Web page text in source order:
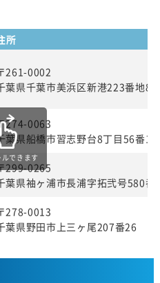
所
261-0002
葉県千葉市美浜区新港223番地8
274-0063
葉県船橋市習志野台8丁目56番1
299-0265
葉県袖ヶ浦市長浦字拓弐号580番
278-0013
葉県野田市上三ヶ尾207番26
ルできます